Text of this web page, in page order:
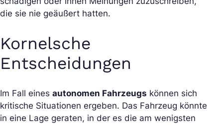
die sie nie geäußert hatten.
Kornelsche
Entscheidungen
Im Fall eines autonomen Fahrzeugs können sich
kritische Situationen ergeben. Das Fahrzeug könnte
in eine Lage geraten, in der es die am wenigsten